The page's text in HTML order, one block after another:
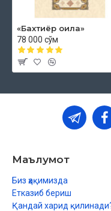
«Бахтиёр оила»
78 000 сўм
Маълумот
Биз ҳақимизда
Етказиб бериш
Қандай харид